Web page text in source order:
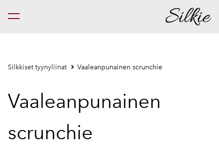
on lisätty ostoskoriin.
Silkkiset tyynyliinat Vaaleanpunainen scrunchie
Vaaleanpunainen
scrunchie